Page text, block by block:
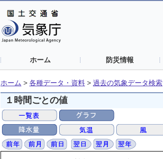
ホーム 防災情報
ホーム > 各種データ・資料 > 過去の気象データ検索
１時間ごとの値